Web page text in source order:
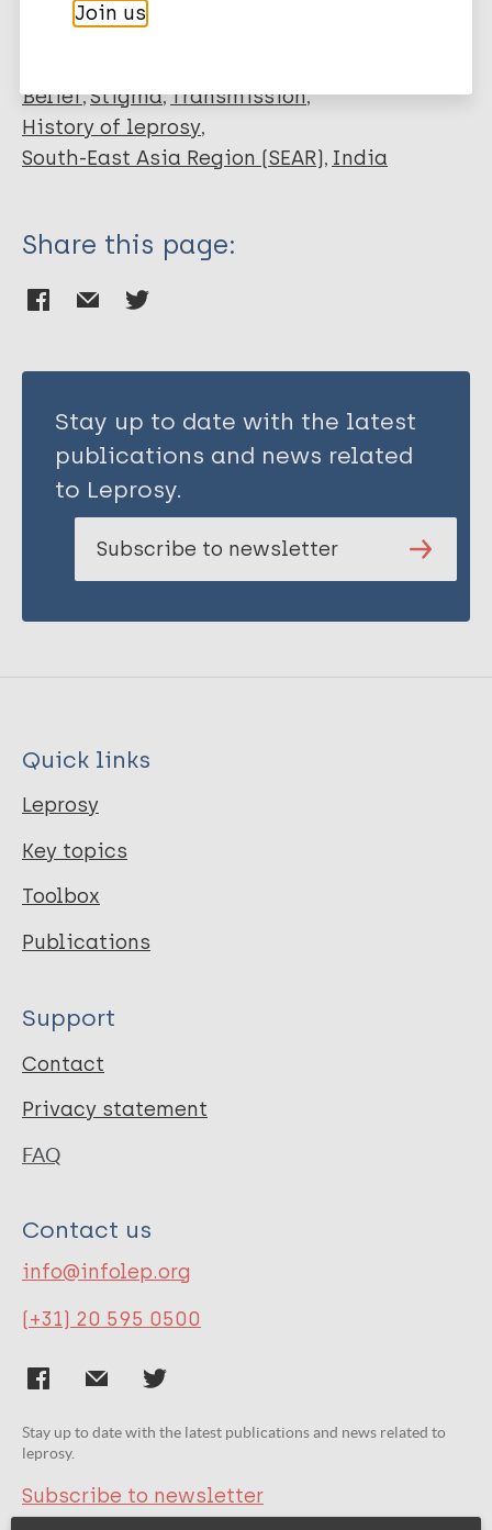
Leprosy (Hansen disease)
Belief Stigma Transmission
History of leprosy
South-East Asia Region (SEAR) India
Share this page:
Stay up to date with the latest
publications and news related
to Leprosy.
Subscribe to newsletter
Quick links
Leprosy
Key topics
Toolbox
Publications
Support
Contact
Privacy statement
FAQ
Contact us
info@infolep.org
(+31) 20 595 0500
Stay up to date with the latest publications and news related to
leprosy.
Subscribe to newsletter
Join us